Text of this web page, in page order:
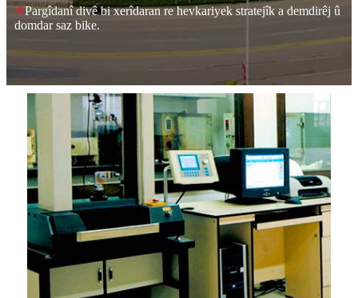
✧Pargîdanî divê bi xerîdaran re hevkariyek stratejîk a demdirêj û
domdar saz bike.